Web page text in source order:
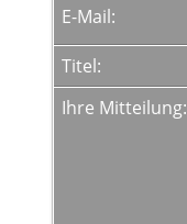
E-Mail:
Titel:
Ihre Mitteilung: